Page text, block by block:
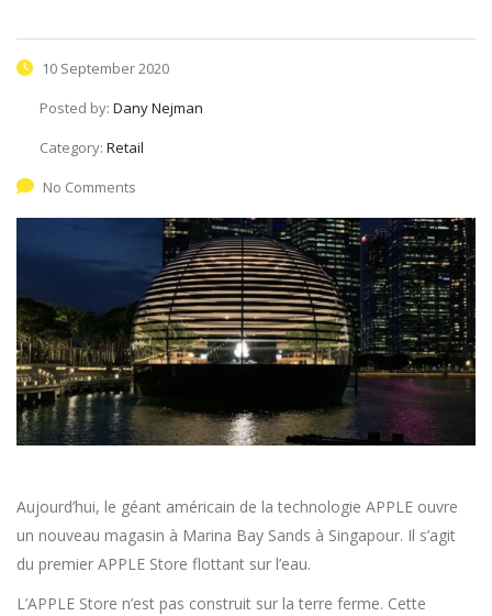
10 September 2020
Posted by: Dany Nejman
Category: Retail
No Comments
Aujourd’hui, le géant américain de la technologie APPLE ouvre
un nouveau magasin à Marina Bay Sands à Singapour. Il s’agit
du premier APPLE Store flottant sur l’eau.
L’APPLE Store n’est pas construit sur la terre ferme. Cette